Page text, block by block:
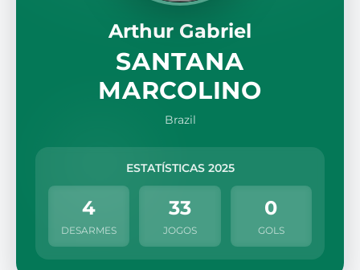
Arthur Gabriel
SANTANA
MARCOLINO
Brazil
ESTATÍSTICAS 2025
4
DESARMES
33
JOGOS
0
GOLS